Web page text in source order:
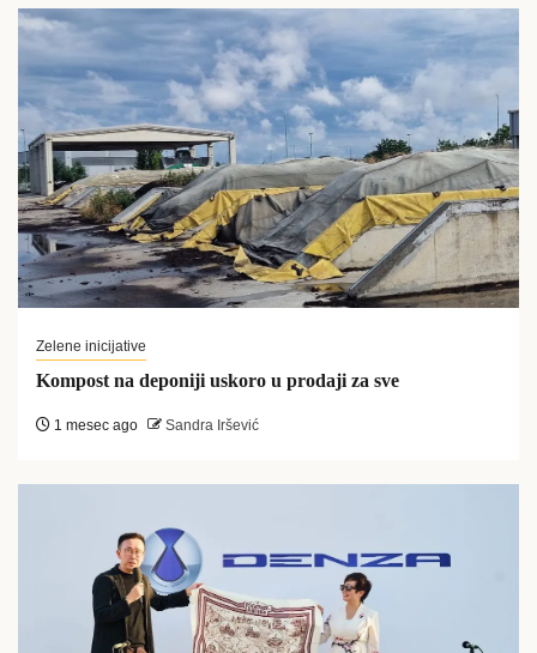
Zelene inicijative
Kompost na deponiji uskoro u prodaji za sve
1 mesec ago Sandra Iršević